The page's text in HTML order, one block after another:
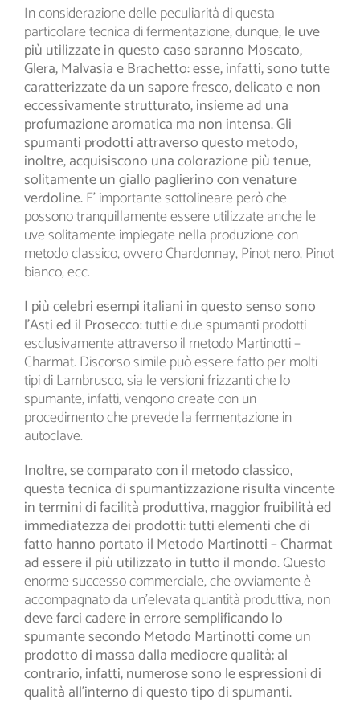
In considerazione delle peculiarità di questa
particolare tecnica di fermentazione, dunque,le uve
più utilizzate in questo caso saranno Moscato,
Glera, Malvasia e Brachetto: esse, infatti, sono tutte
caratterizzate da un sapore fresco, delicato e non
eccessivamente strutturato, insieme ad una
profumazione aromatica ma non intensa. Gli
spumanti prodotti attraverso questo metodo,
inoltre, acquisiscono una colorazione più tenue,
solitamente un giallo paglierino con venature
verdoline.E’ importante sottolineare però che
possono tranquillamente essere utilizzate anche le
uve solitamente impiegate nella produzione con
metodo classico, ovvero Chardonnay, Pinot nero, Pinot
bianco, ecc.
I più celebri esempi italiani in questo senso sono
l’Asti ed il Prosecco: tutti e due spumanti prodotti
esclusivamente attraverso il metodo Martinotti –
Charmat. Discorso simile può essere fatto per molti
tipi di Lambrusco, sia le versioni frizzanti che lo
spumante, infatti, vengono create con un
procedimento che prevede la fermentazione in
autoclave.
Inoltre, se comparato con il metodo classico,
questa tecnica di spumantizzazione risulta vincente
in termini di facilità produttiva, maggior fruibilità ed
immediatezza dei prodotti: tutti elementi che di
fatto hanno portato il Metodo Martinotti – Charmat
ad essere il più utilizzato in tutto il mondo.Questo
enorme successo commerciale, che ovviamente è
accompagnato da un’elevata quantità produttiva,non
deve farci cadere in errore semplificando lo
spumante secondo Metodo Martinotti come un
prodotto di massa dalla mediocre qualità; al
contrario, infatti, numerose sono le espressioni di
qualità all’interno di questo tipo di spumanti.